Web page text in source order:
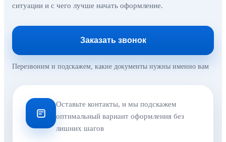
ситуации и с чего лучше начать оформление.
Заказать звонок
Перезвоним и подскажем, какие документы нужны именно вам
Оставьте контакты, и мы подскажем
оптимальный вариант оформления без
лишних шагов